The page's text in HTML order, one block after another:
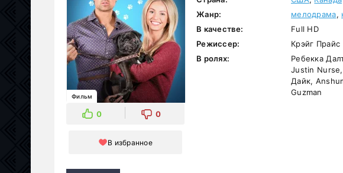
Фильм
0 0
В избранное
Жанр:
мелодрама,
В качестве:
Full HD
Режиссер:
Крэйг Прайс
В ролях:
Ребекка
Justin
Дайк,
Guzman